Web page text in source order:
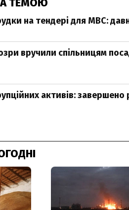
ТЕМОЮ
на тендері для МВС:
вручили спільницям
активів: